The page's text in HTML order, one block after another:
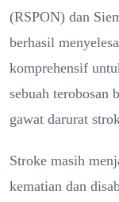
(RSPON) dan
berhasil
komprehensif
sebuah terobosan
gawat darurat
Stroke masih
kematian dan